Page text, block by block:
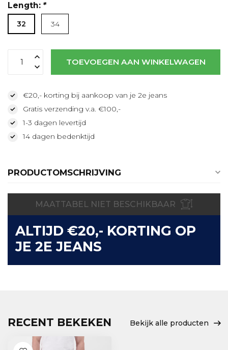
Length: *
32 34
TOEVOEGEN AAN WINKELWAGEN
€20,- korting bij aankoop van je 2e jeans
Gratis verzending v.a. €100,-
1-3 dagen levertijd
14 dagen bedenktijd
PRODUCTOMSCHRIJVING
MAATTABEL NIET BESCHIKBAAR
ALTIJD €20,- KORTING OP
JE 2E JEANS
RECENT BEKEKEN Bekijk alle producten